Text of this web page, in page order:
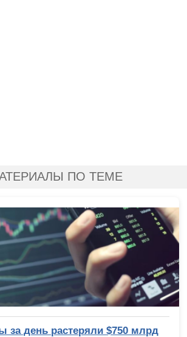
ПО ТЕМЕ
за день растеряли $750 млрд